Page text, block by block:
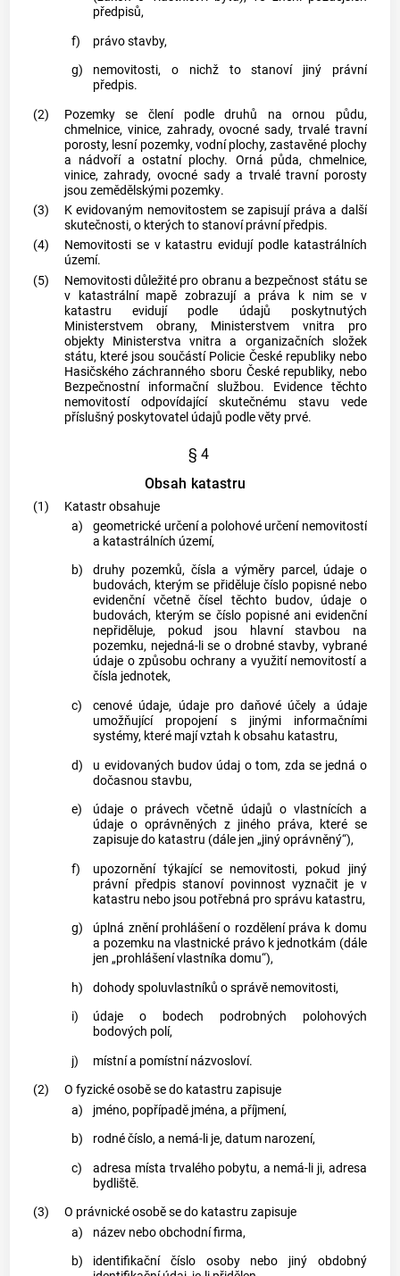
předpisů,
f)
právo stavby,
g)
nemovitosti, o nichž to stanoví jiný právní
předpis.
(2)
Pozemkyse člení podle druhů na ornou půdu,
chmelnice, vinice, zahrady, ovocné sady, trvalé travní
porosty, lesní pozemky, vodní plochy, zastavěné plochy
a nádvoří a ostatní plochy. Orná půda, chmelnice,
vinice, zahrady, ovocné sady a trvalé travní porosty
jsou zemědělskými pozemky.
(3)
K evidovaným nemovitostem se zapisují práva a další
skutečnosti, o kterých to stanoví právní předpis.
(4)
Nemovitosti se v katastru evidují podle katastrálních
území.
(5)
Nemovitosti důležité pro obranu a bezpečnost státu se
v
katastrální mapě zobrazují a práva k nim se v
katastru evidují podle údajů poskytnutých
Ministerstvem obrany, Ministerstvem vnitra pro
objekty Ministerstva vnitra a organizačních složek
státu, které jsou součástí Policie České republiky nebo
Hasičského záchranného sboru České republiky, nebo
Bezpečnostní informační službou. Evidence těchto
nemovitostí odpovídající skutečnému stavu vede
příslušný poskytovatel údajů podle věty prvé.
§ 4
Obsah katastru
(1) Katastrobsahuje
a)
geometrické určení a polohové určení nemovitostí
a katastrálních území,
b)
druhy pozemků, čísla a výměry parcel, údaje o
budovách, kterým se přiděluje číslo popisné nebo
evidenční včetně čísel těchto budov, údaje o
budovách, kterým se číslo popisné ani evidenční
nepřiděluje, pokud jsou hlavní stavbou na
pozemku, nejedná-li se o drobné stavby, vybrané
údaje o způsobu ochrany a využití nemovitostí a
čísla jednotek,
c)
cenové údaje, údaje pro daňové účely a údaje
umožňující propojení s jinými informačními
systémy, které mají vztah k obsahu katastru,
d)
u evidovaných budov údaj o tom, zda se jedná o
dočasnou stavbu,
e)
údaje o právech včetně údajů o vlastnících a
údaje o oprávněných z jiného práva, které se
zapisuje do katastru (dále jen „jiný oprávněný“),
f)
upozornění týkající se nemovitosti, pokud jiný
právní předpis stanoví povinnost vyznačit je v
katastru nebo jsou potřebná pro správu katastru,
g)
úplná znění prohlášení o rozdělení práva k domu
a pozemku na vlastnické právo k jednotkám (dále
jen „prohlášení vlastníka domu“),
h)
dohody spoluvlastníků o správě nemovitosti,
i)
údaje o bodech podrobných polohových
bodových polí,
j)
místní a pomístní názvosloví.
(2)
O fyzické osobě se do katastru zapisuje
a)
jméno, popřípadě jména, a příjmení,
b)
rodné číslo, a nemá-li je, datum narození,
c)
adresa místa trvalého pobytu, a nemá-li ji, adresa
bydliště.
(3)
O právnické osobě se do katastru zapisuje
a)
název nebo obchodní firma,
b)
identifikační číslo osoby nebo jiný obdobný